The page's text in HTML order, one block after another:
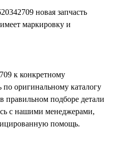
новая запчасть
маркировку и
к конкретному
по оригинальному каталогу
правильном подборе детали
с нашими менеджерами,
помощь.